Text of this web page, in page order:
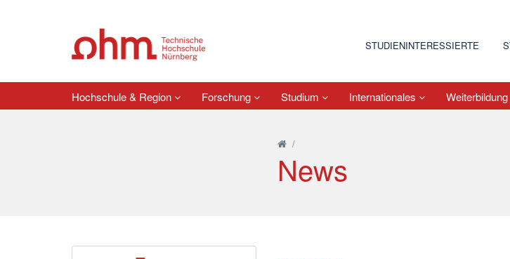
STUDIENINTERESSIERTE
Hochschule & Region Forschung Studium Internationales Weiterbildung
/
News